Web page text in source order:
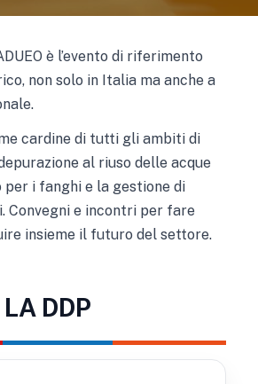
è l’evento di riferimento
non solo in Italia ma anche a
cardine di tutti gli ambiti di
al riuso delle acque
per i fanghi e la gestione di
Convegni e incontri per fare
insieme il futuro del settore.
DDP